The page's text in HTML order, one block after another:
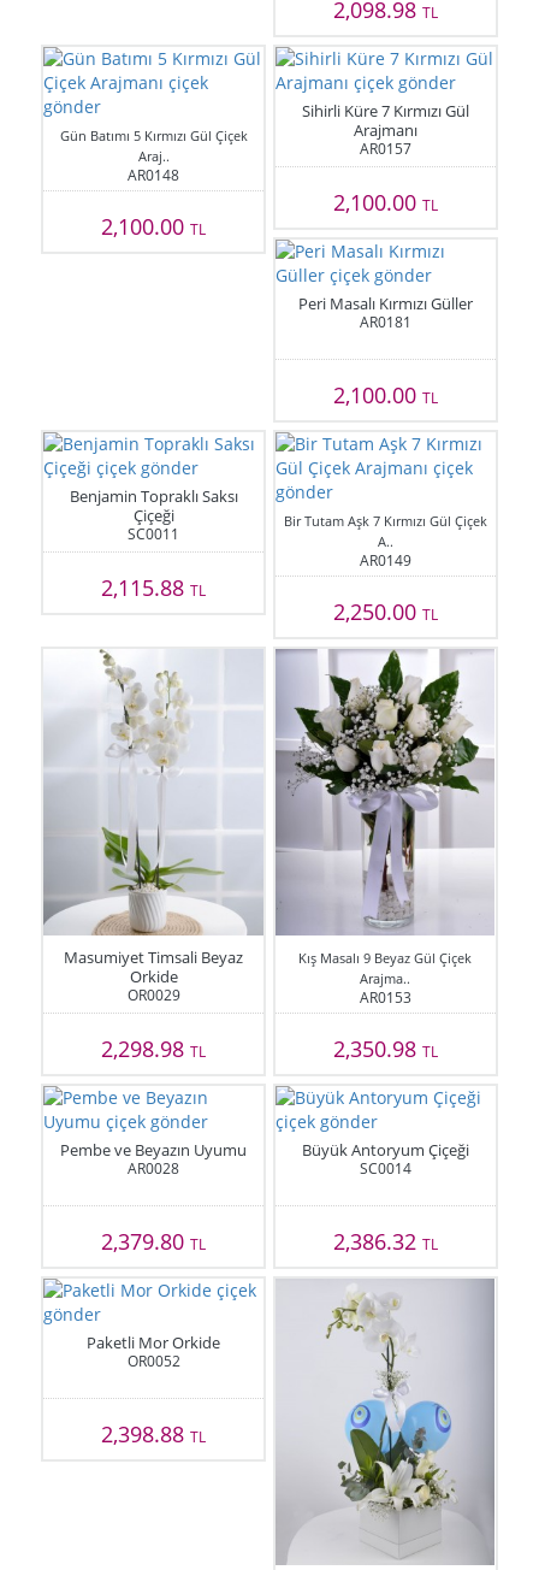
2,098.98 TL
Gün Batımı 5 Kırmızı Gül Çiçek
Araj..
AR0148
2,100.00TL
Sihirli Küre 7 Kırmızı Gül
Arajmanı
AR0157
2,100.00 TL
Peri Masalı Kırmızı Güller
AR0181
2,100.00 TL
Benjamin Topraklı Saksı
Çiçeği
SC0011
2,115.88TL
Bir Tutam Aşk 7 Kırmızı Gül Çiçek
A..
AR0149
2,250.00 TL
Masumiyet Timsali Beyaz
Orkide
OR0029
2,298.98TL
Kış Masalı 9 Beyaz Gül Çiçek
Arajma..
AR0153
2,350.98 TL
Pembe ve Beyazın Uyumu
AR0028
2,379.80TL
Büyük Antoryum Çiçeği
SC0014
2,386.32 TL
Paketli Mor Orkide
OR0052
2,398.88TL